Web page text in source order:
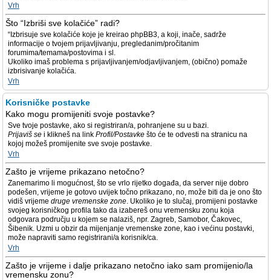
Vrh
Što “Izbriši sve kolačiće” radi?
“Izbrisuje sve kolačiće koje je kreirao phpBB3, a koji, inače, sadrže
informacije o tvojem prijavljivanju, pregledanim/pročitanim
forumima/temama/postovima i sl.
Ukoliko imaš problema s prijavljivanjem/odjavljivanjem, (obično) pomaže
izbrisivanje kolačića.
Vrh
Korisničke postavke
Kako mogu promijeniti svoje postavke?
Sve tvoje postavke, ako si registriran/a, pohranjene su u bazi.
Prijaviš se i klikneš na link Profil/Postavke što će te odvesti na stranicu na
kojoj možeš promijenite sve svoje postavke.
Vrh
Zašto je vrijeme prikazano netočno?
Zanemarimo li mogućnost, što se vrlo rijetko događa, da server nije dobro
podešen, vrijeme je gotovo uvijek točno prikazano, no, može biti da je ono što
vidiš vrijeme druge vremenske zone. Ukoliko je to slučaj, promijeni postavke
svojeg korisničkog profila tako da izabereš onu vremensku zonu koja
odgovara području u kojem se nalaziš, npr. Zagreb, Samobor, Čakovec,
Šibenik. Uzmi u obzir da mijenjanje vremenske zone, kao i većinu postavki,
može napraviti samo registrirani/a korisnik/ca.
Vrh
Zašto je vrijeme i dalje prikazano netočno iako sam promijenio/la
vremensku zonu?